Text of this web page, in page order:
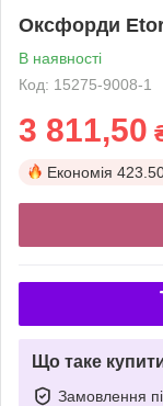
Оксфорди
В наявності
Код: 15275-9008-1
3 811,50
Економія
Що таке
Замовлення